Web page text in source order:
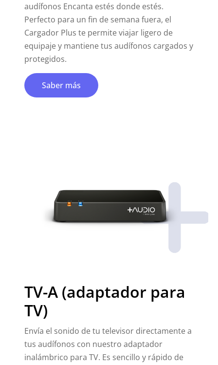
audífonos Encanta estés donde estés.
Perfecto para un fin de semana fuera, el
Cargador Plus te permite viajar ligero de
equipaje y mantiene tus audífonos cargados y
protegidos.
Saber más
TV-A (adaptador para
TV)
Envía el sonido de tu televisor directamente a
tus audífonos con nuestro adaptador
inalámbrico para TV. Es sencillo y rápido de